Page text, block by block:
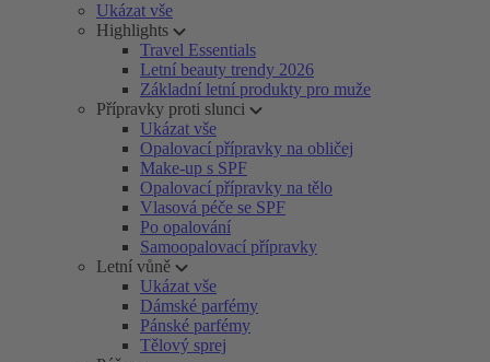
Ukázat vše
Highlights
Travel Essentials
Letní beauty trendy 2026
Základní letní produkty pro muže
Přípravky proti slunci
Ukázat vše
Opalovací přípravky na obličej
Make-up s SPF
Opalovací přípravky na tělo
Vlasová péče se SPF
Po opalování
Samoopalovací přípravky
Letní vůně
Ukázat vše
Dámské parfémy
Pánské parfémy
Tělový sprej